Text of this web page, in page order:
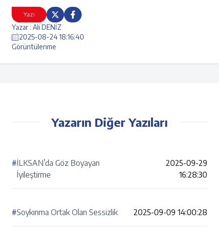
Yazı
Yazar : Ali DENİZ
2025-08-24 18:16:40
Görüntülenme
Yazarın Diğer Yazıları
#İLKSAN’da Göz Boyayan
İyileştirme
2025-09-29
16:28:30
#Soykırıma Ortak Olan Sessizlik 2025-09-09 14:00:28